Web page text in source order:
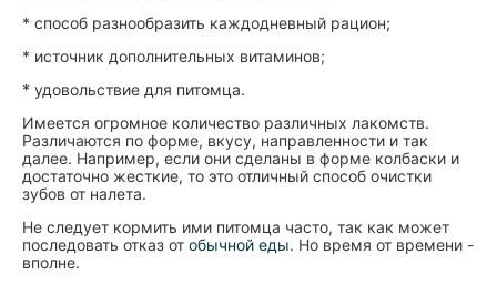
* способ разнообразить каждодневный рацион;
* источник дополнительных витаминов;
* удовольствие для питомца.
Имеется огромное количество различных лакомств.
Различаются по форме, вкусу, направленности и так
далее. Например, если они сделаны в форме колбаски и
достаточно жесткие, то это отличный способ очистки
зубов от налета.
Не следует кормить ими питомца часто, так как может
последовать отказ от обычной еды. Но время от времени -
вполне.